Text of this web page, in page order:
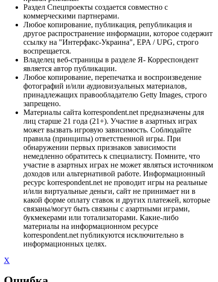
Раздел Спецпроекты создается совместно с
коммерческими партнерами.
Любое копирование, публикация, републикация и
другое распространение информации, которое содержит
ссылку на "Интерфакс-Украина", EPA / UPG, строго
воспрещается.
Владелец веб-страницы в разделе Я- Корреспондент
является автор публикации.
Любое копирование, перепечатка и воспроизведение
фотографий и/или аудиовизуальных материалов,
принадлежащих правообладателю Getty Images, строго
запрещено.
Материалы сайта korrespondent.net предназначены для
лиц старше 21 года (21+). Участие в азартных играх
может вызвать игровую зависимость. Соблюдайте
правила (принципы) ответственной игры. При
обнаружении первых признаков зависимости
немедленно обратитесь к специалисту. Помните, что
участие в азартных играх не может являться источником
доходов или альтернативой работе. Информационный
ресурс korrespondent.net не проводит игры на реальные
и/или виртуальные деньги, сайт не принимает ни в
какой форме оплату ставок и других платежей, которые
связаны/могут быть связаны с азартными играми,
букмекерами или тотализаторами. Какие-либо
материалы на информационном ресурсе
korrespondent.net публикуются исключительно в
информационных целях.
X